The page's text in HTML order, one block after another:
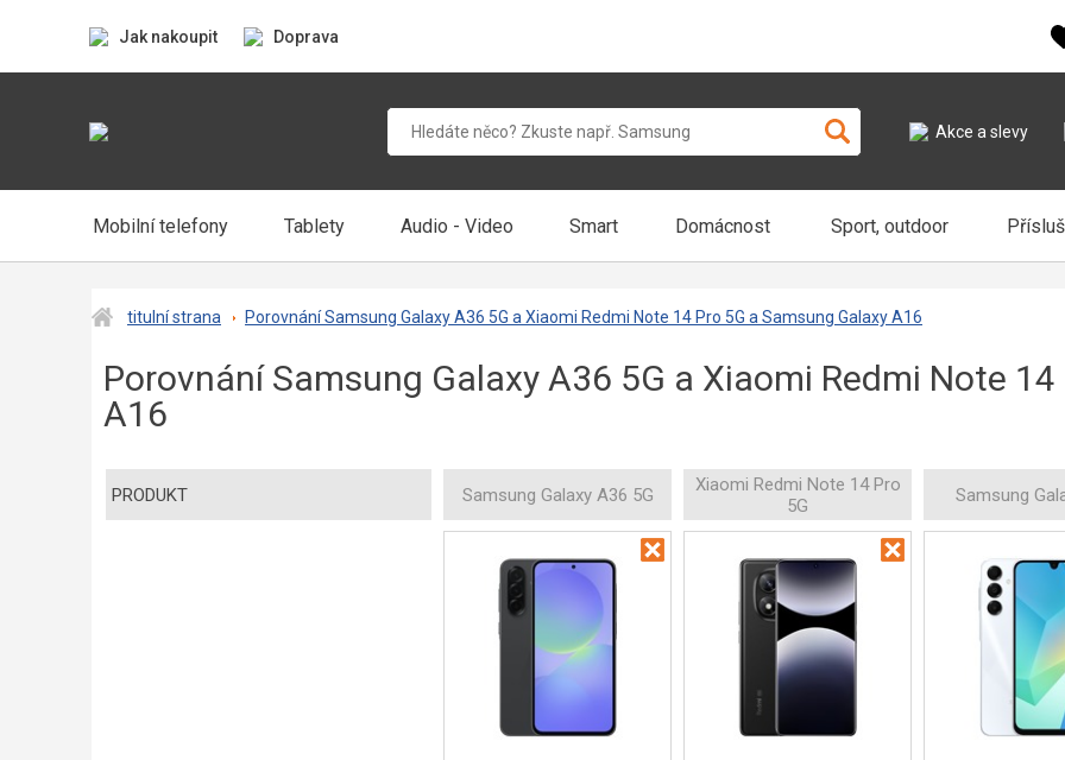
Jak nakoupit Doprava
Akce a slevy
Mobilní telefony Tablety Audio - Video Smart Domácnost Sport, outdoor
titulní strana Porovnání Samsung Galaxy A36 5G a Xiaomi Redmi Note 14 Pro 5G a Samsung Galaxy A16
Porovnání Samsung Galaxy A36 5G a Xiaomi Redmi Note
A16
PRODUKT Samsung Galaxy A36 5G
Xiaomi Redmi Note 14 Pro
5G
Samsung